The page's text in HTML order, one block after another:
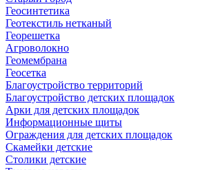
Геосинтетика
Геотекстиль нетканый
Георешетка
Агроволокно
Геомембрана
Геосетка
Благоустройство территорий
Благоустройство детских площадок
Арки для детских площадок
Информационные щиты
Ограждения для детских площадок
Скамейки детские
Столики детские